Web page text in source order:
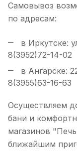
Самовывоз
по адресам:
в Иркутске:
8(3952)72-14-02
в Ангарске:
8(3955)63-16-63
Осуществляем
бани и
магазинов
ближайшим